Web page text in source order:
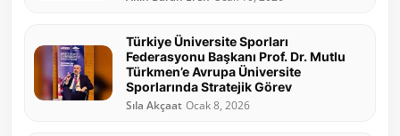
Türkiye Üniversite Sporları
Federasyonu Başkanı Prof. Dr. Mutlu
Türkmen’e Avrupa Üniversite
Sporlarında Stratejik Görev
Sıla Akçaat Ocak 8, 2026